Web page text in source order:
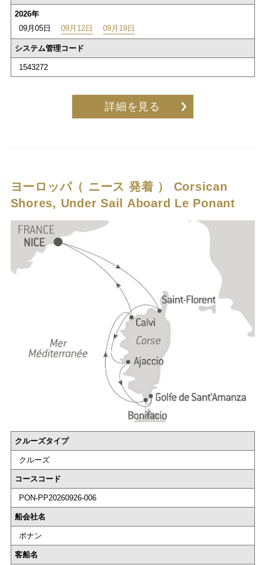
2026年
09月05日
09月12日 09月19日
システム管理コード
1543272
詳細を見る
ヨーロッパ（ ニース 発着 ） Corsican
Shores, Under Sail Aboard Le Ponant
クルーズタイプ
クルーズ
コースコード
PON-PP20260926-006
船会社名
ポナン
客船名